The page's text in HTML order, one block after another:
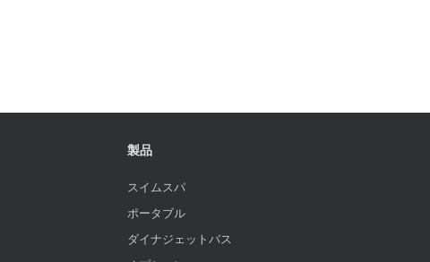
製品
スイムスパ
ポータブル
ダイナジェットバス